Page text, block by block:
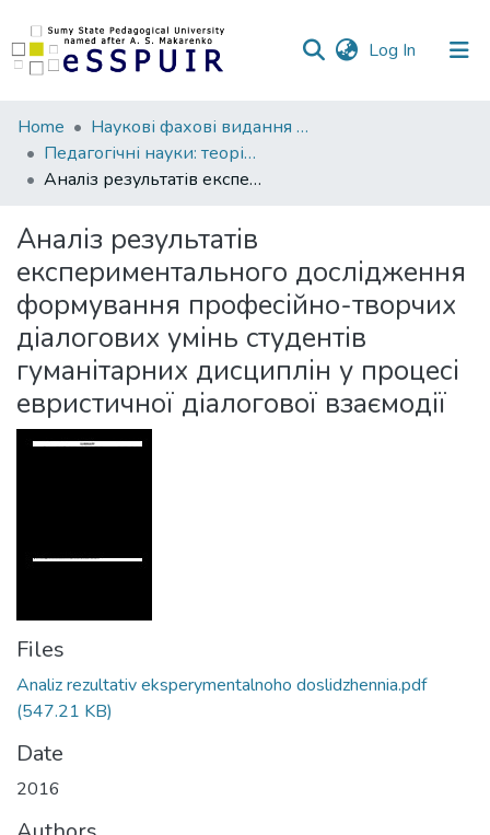
Log In (current)
Communities
&
Collections
Statistics
Home
Наукові фахові видання СумДПУ
Педагогічні науки: теорія, історія, інноваційні технології
Аналіз результатів експериментального дослідження формування професійно-творчих діалогових умінь cтудентів гуманітарних дисциплін у процесі евристичної діалогової взаємодії
Аналіз результатів
експериментального дослідження
формування професійно-творчих
діалогових умінь cтудентів
гуманітарних дисциплін у процесі
евристичної діалогової взаємодії
Files
Analiz rezultativ eksperymentalnoho doslidzhennia.pdf
(547.21 KB)
Date
2016